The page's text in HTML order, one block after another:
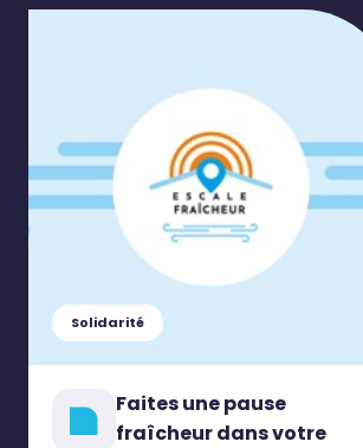
Solidarité
Faites une pause
fraîcheur dans votre